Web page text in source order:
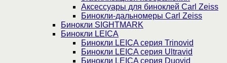
Аксессуары для биноклей Carl Zeiss
Бинокли-дальномеры Carl Zeiss
Бинокли SIGHTMARK
Бинокли LEICA
Бинокли LEICA серия Trinovid
Бинокли LEICA серия Ultravid
Бинокли LEICA серия Duovid